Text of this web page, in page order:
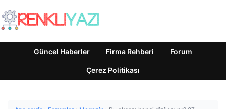
Güncel Haberler Firma Rehberi Forum
Çerez Politikası